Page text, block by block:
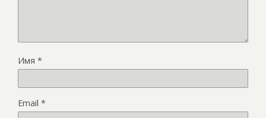
Имя *
Email *